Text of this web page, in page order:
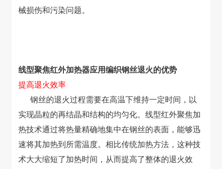
械损伤和污染问题。
线型聚焦红外加热器应用编织钢丝退火的优势
提高退火效率
钢丝的退火过程需要在高温下维持一定时间，以
实现晶粒的再结晶和结构的均匀化。线型红外聚焦加
热技术通过将热量精确地集中在钢丝的表面，能够迅
速将其加热到所需温度。相比传统加热方法，这种技
术大大缩短了加热时间，从而提高了整体的退火效